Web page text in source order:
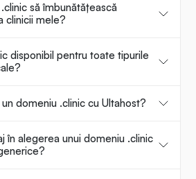
să îmbunătățească
clinicii mele?
disponibil pentru toate tipurile
domeniu .clinic cu Ultahost?
în alegerea unui domeniu .clinic